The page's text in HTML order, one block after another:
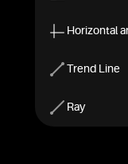
Horizontal
Trend Line
Ray